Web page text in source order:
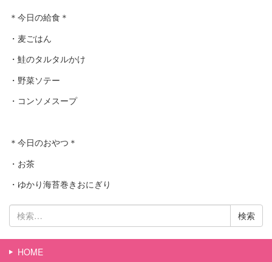
＊今日の給食＊
・麦ごはん
・鮭のタルタルかけ
・野菜ソテー
・コンソメスープ
＊今日のおやつ＊
・お茶
・ゆかり海苔巻きおにぎり
検
索:
HOME